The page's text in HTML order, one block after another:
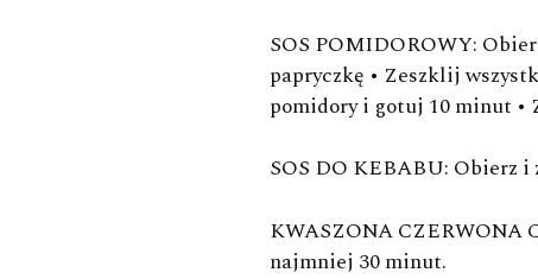
SOS POMIDOROWY:
papryczkę • Zeszklij
pomidory i gotuj 10 minut •
SOS DO KEBABU: Obierz i
KWASZONA CZERWONA
najmniej 30 minut.